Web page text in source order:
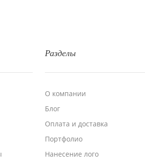
Разделы
О компании
Блог
Оплата и доставка
Портфолио
Нанесение лого